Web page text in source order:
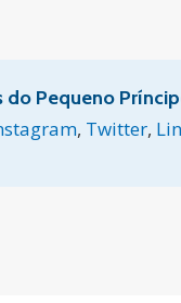
do Pequeno
, Twitter,